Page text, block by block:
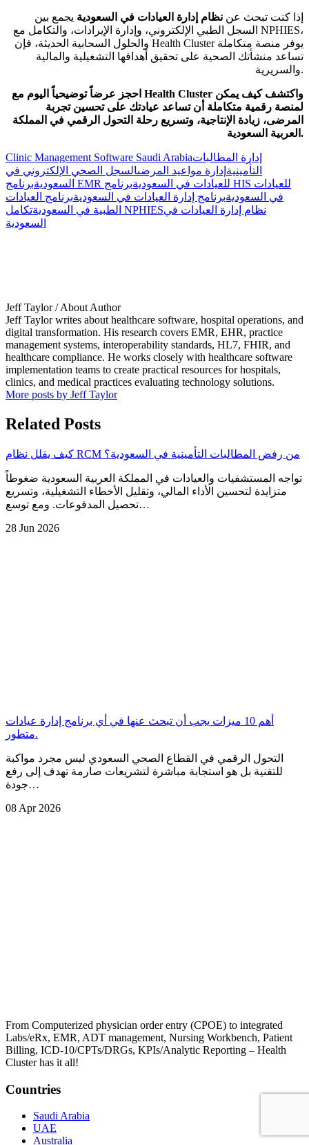
إذا كنت تبحث عن نظام إدارة العيادات في السعودية يجمع بين
السجل الطبي الإلكتروني، وإدارة الإيرادات، والتكامل مع NPHIES،
والحلول السحابية الحديثة، فإن Health Cluster يوفر منصة متكاملة
تساعد منشأتك الصحية على تحقيق أهدافها التشغيلية والمالية
والسريرية.
احجز عرضاً توضيحياً اليوم مع Health Cluster واكتشف كيف يمكن
لمنصة رقمية متكاملة أن تساعد عيادتك على تحسين تجربة
المرضى، زيادة الإنتاجية، وتسريع رحلة التحول الرقمي في المملكة
العربية السعودية.
Clinic Management Software Saudi Arabiaإدارة المطالبات
التأمينية إدارة مواعيد المرضىالسجل الصحي الإلكتروني في
السعودية
برنامج EMR للعيادات في السعوديةبرنامج HIS للعيادات
في السعوديةبرنامج إدارة العيادات في السعوديةبرنامج العيادات
الطبية في السعودية تكامل NPHIESنظام إدارة العيادات في
السعودية
Jeff Taylor/ About Author
Jeff Taylor writes about healthcare software, hospital operations, and
digital transformation. His research covers EMR, EHR, practice
management systems, interoperability standards, HL7, FHIR, and
healthcare compliance. He works closely with healthcare software
implementation teams to create practical resources for hospitals,
clinics, and medical practices evaluating technology solutions.
More posts by Jeff Taylor
Related Posts
كيف يقلل نظام RCM من رفض المطالبات التأمينية في السعودية؟
تواجه المستشفيات والعيادات في المملكة العربية السعودية ضغوطاً
متزايدة لتحسين الأداء المالي، وتقليل الأخطاء التشغيلية، وتسريع
تحصيل المدفوعات. ومع توسع…
28 Jun 2026
أهم 10 ميزات يجب أن تبحث عنها في أي برنامج إدارة عيادات
متطور.
التحول الرقمي في القطاع الصحي السعودي ليس مجرد مواكبة
للتقنية بل هو استجابة مباشرة لتشريعات صارمة تهدف إلى رفع
جودة…
08 Apr 2026
From Computerized physician order entry (CPOE) to integrated
Labs/eRx, EMR, ADT management, Nursing Workbench, Patient
Billing, ICD-10/CPTs/DRGs, KPIs/Analytic Reporting – Health
Cluster has it all!
Countries
Saudi Arabia
UAE
Australia